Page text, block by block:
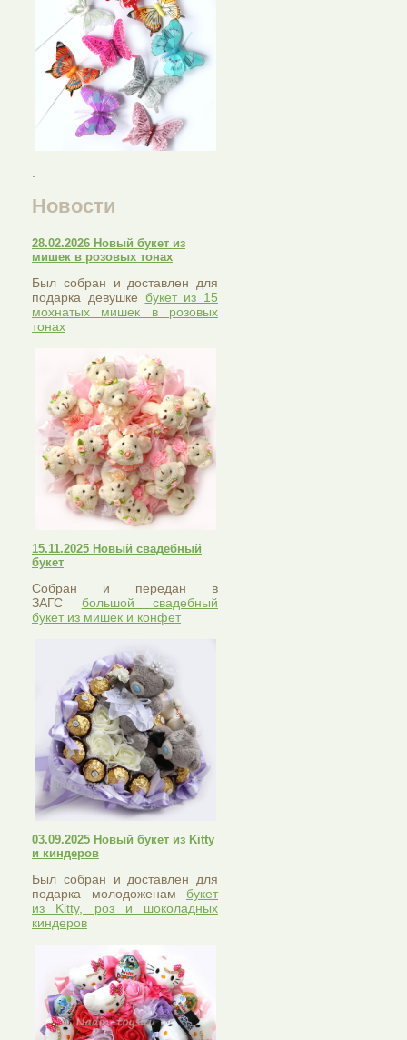
Новости
28.02.2026 Новый букет из
мишек в розовых тонах
Был собран и доставлен для
подарка девушке букет из 15
мохнатых мишек в розовых
тонах
15.11.2025 Новый свадебный
букет
Собран и передан в
ЗАГС большой свадебный
букет из мишек и конфет
03.09.2025 Новый букет из Kitty
и киндеров
Был собран и доставлен для
подарка молодоженам букет
из Kitty, роз и шоколадных
киндеров